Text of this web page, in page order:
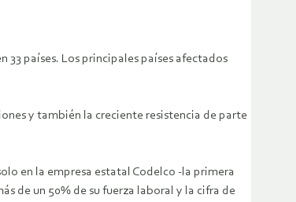
33 países. Los principales países afectados
y también la creciente resistencia de parte
en la empresa estatal Codelco -la primera
de un 50% de su fuerza laboral y la cifra de